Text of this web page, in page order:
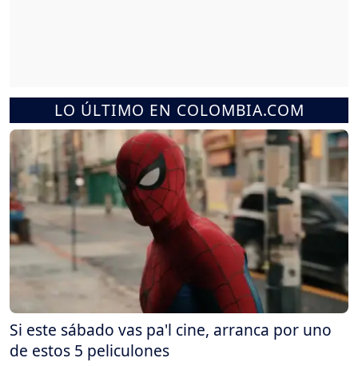
LO ÚLTIMO EN COLOMBIA.COM
Si este sábado vas pa'l cine, arranca por uno
de estos 5 peliculones